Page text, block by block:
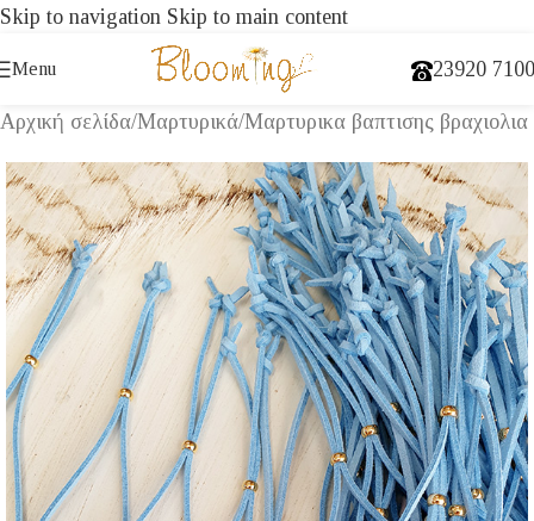
Skip to navigation Skip to main content
Menu 23920
Αρχική σελίδα/Μαρτυρικά/Μαρτυρικα βαπτισης βραχιολια